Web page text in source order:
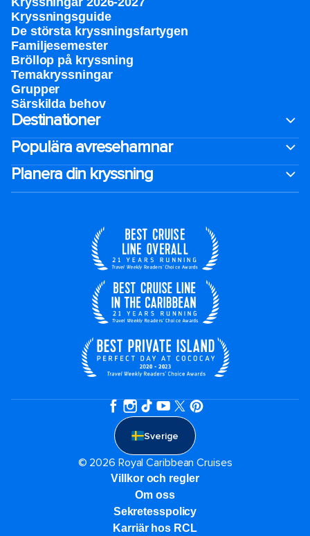
Kryssningsguide
De största kryssningsfartygen
Familjesemester
Bröllop på kryssning
Temakryssningar
Grupper
Särskilda behov
Destinationer
Populära avresehamnar
Planera din kryssning
Sverige
© 2026 Royal Caribbean Cruises
Villkor och regler
Om oss
Sekretesspolicy
Karriär hos RCL